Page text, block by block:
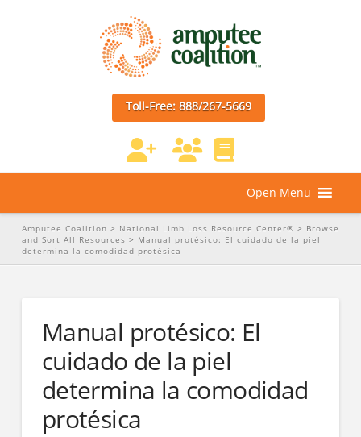
Toll-Free: 888/267-5669
Open Menu
Amputee Coalition > National Limb Loss Resource Center® > Browse
and Sort All Resources > Manual protésico: El cuidado de la piel
determina la comodidad protésica
Manual protésico: El
cuidado de la piel
determina la comodidad
protésica